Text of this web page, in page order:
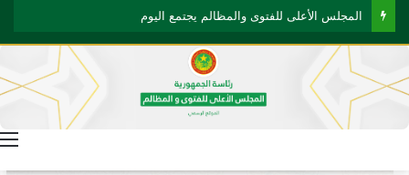
المجلس الأعلى للفتوى والمظالم يجتمع اليوم